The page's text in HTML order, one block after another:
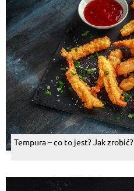
Tempura – co to jest? Jak zrobić?